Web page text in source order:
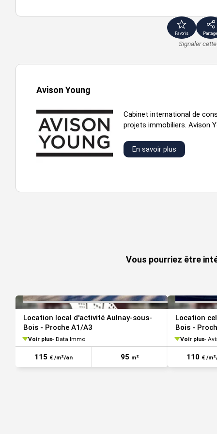
104 m² 418 m²
Favoris
Signaler
Avison Young
Cabinet international de
projets immobiliers. Avison
En savoir plus
Vous pourriez être
Location local d'activité Aulnay-sous-
Bois - Proche A1/A3
Voir plus Data Immo
115 € /m²/an 95 m²
Location
Bois -
Voir plus
110 € /